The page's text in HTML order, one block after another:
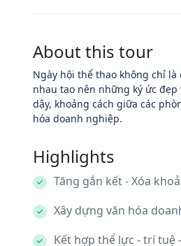
About this tour
Ngày hội thể thao không chỉ
nhau tạo nên những ký ức
dậy, khoảng cách giữa các
hóa doanh nghiệp.
Highlights
Tăng gắn kết - Xóa
Xây dựng văn hóa
Kết hợp thể lực - trí tuệ